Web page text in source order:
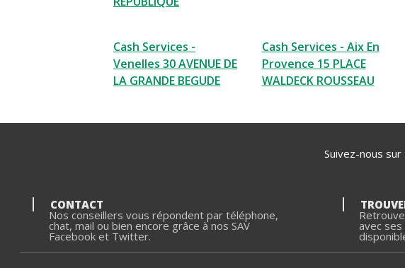
Cash Services -
Venelles 30 AVENUE DE
LA GRANDE BEGUDE
Cash Services - Aix En
Provence 15 PLACE
WALDECK ROUSSEAU
Suivez-nous sur :
CONTACT
Nos conseillers vous répondent par téléphone,
chat, mail ou bien encore grâce à nos SAV
Facebook et Twitter.
avec